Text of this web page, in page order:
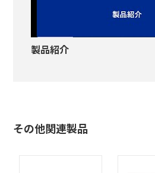
製品紹介
その他関連製品